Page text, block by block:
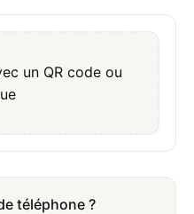
un QR code ou
téléphone ?